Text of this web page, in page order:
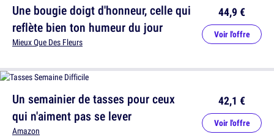
Une bougie doigt d'honneur, celle qui
reflète bien ton humeur du jour
Mieux Que Des Fleurs
44,9 €
Voir l'offre
Un semainier de tasses pour ceux
qui n'aiment pas se lever
Amazon
42,1 €
Voir l'offre